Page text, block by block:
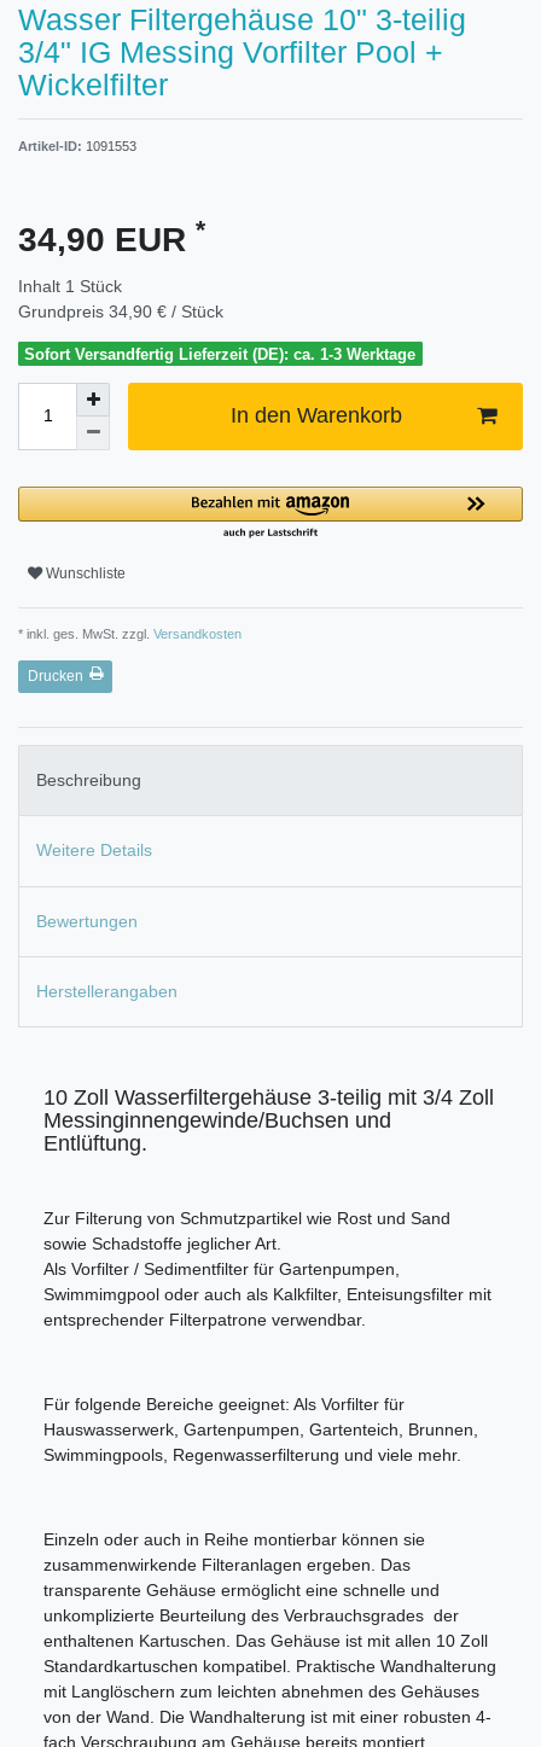
Wasser Filtergehäuse 10" 3-teilig
3/4" IG Messing Vorfilter Pool +
Wickelfilter
Artikel-ID: 1091553
34,90 EUR *
Inhalt 1 Stück
Grundpreis 34,90 € / Stück
Sofort Versandfertig Lieferzeit (DE): ca. 1-3 Werktage
In den Warenkorb
Wunschliste
* inkl. ges. MwSt. zzgl. Versandkosten
Drucken
Beschreibung
Weitere Details
Bewertungen
Herstellerangaben
10 Zoll Wasserfiltergehäuse 3-teilig mit 3/4 Zoll
Messinginnengewinde/Buchsen und
Entlüftung.
Zur Filterung von Schmutzpartikel wie Rost und Sand
sowie Schadstoffe jeglicher Art.
Als Vorfilter / Sedimentfilter für Gartenpumpen,
Swimmimgpool oder auch als Kalkfilter, Enteisungsfilter mit
entsprechender Filterpatrone verwendbar.
Für folgende Bereiche geeignet: Als Vorfilter für
Hauswasserwerk, Gartenpumpen, Gartenteich, Brunnen,
Swimmingpools, Regenwasserfilterung und viele mehr.
Einzeln oder auch in Reihe montierbar können sie
zusammenwirkende Filteranlagen ergeben. Das
transparente Gehäuse ermöglicht eine schnelle und
unkomplizierte Beurteilung des Verbrauchsgrades der
enthaltenen Kartuschen. Das Gehäuse ist mit allen 10 Zoll
Standardkartuschen kompatibel. Praktische Wandhalterung
mit Langlöschern zum leichten abnehmen des Gehäuses
von der Wand. Die Wandhalterung ist mit einer robusten 4-
fach Verschraubung am Gehäuse bereits montiert.